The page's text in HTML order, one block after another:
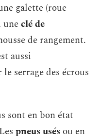
galette (roue
uneclé de
de rangement.
aussi
serrage des écrous
sont en bon état
pneus usés ou en